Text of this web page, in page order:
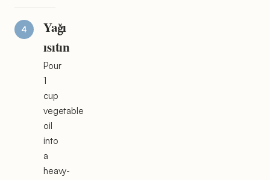
Yağı
ısıtın
Pour
1
cup
vegetable
oil
into
a
heavy-